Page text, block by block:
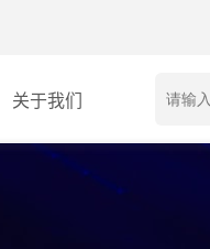
关于我们